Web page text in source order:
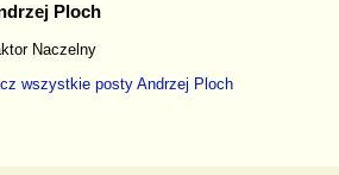
Ploch
Naczelny
wszystkie postyAndrzej Ploch